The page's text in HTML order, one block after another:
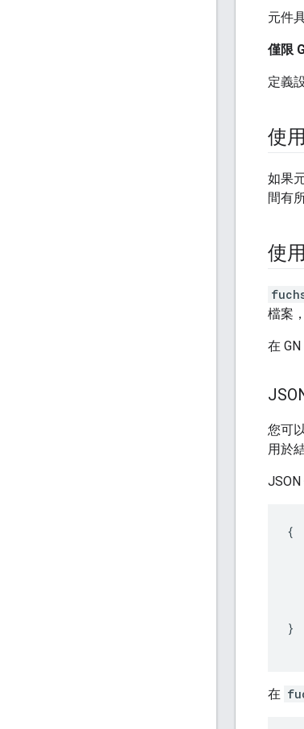
元件
僅限
定義
使
如果
間有
使
檔案
在
您可
用於
{
}
在